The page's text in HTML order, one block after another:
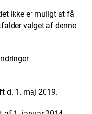
ikke er muligt at få
valget af denne
d. 1. maj 2019.